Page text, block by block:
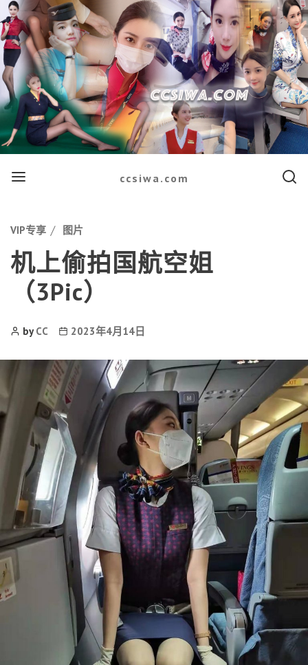
Menu ccsiwa.com Search
Categories
VIP专享 图片
机上偷拍国航空姐
（3Pic）
PostbyCC
Post2023年4月14日